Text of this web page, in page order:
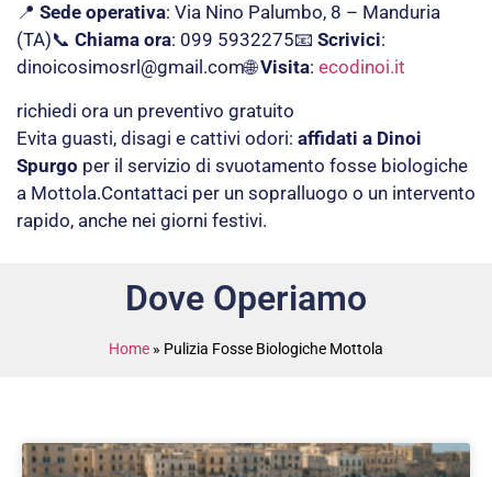
📍 Sede operativa: Via Nino Palumbo, 8 – Manduria
(TA)📞 Chiama ora: 099 5932275📧 Scrivici:
dinoicosimosrl@gmail.com🌐Visita: ecodinoi.it
richiedi ora un preventivo gratuito
Evita guasti, disagi e cattivi odori: affidati a Dinoi
Spurgo per il servizio di svuotamento fosse biologiche
a Mottola.Contattaci per un sopralluogo o un intervento
rapido, anche nei giorni festivi.
Dove Operiamo
Home » Pulizia Fosse Biologiche Mottola